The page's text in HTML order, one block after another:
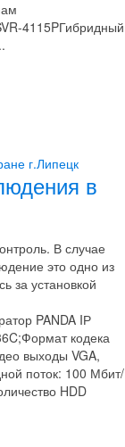
4115PГибридный
в
В случае
это одно из
за установкой
PANDA IР
кодека
выходы VGA,
поток: 100 Мбит/
HDD